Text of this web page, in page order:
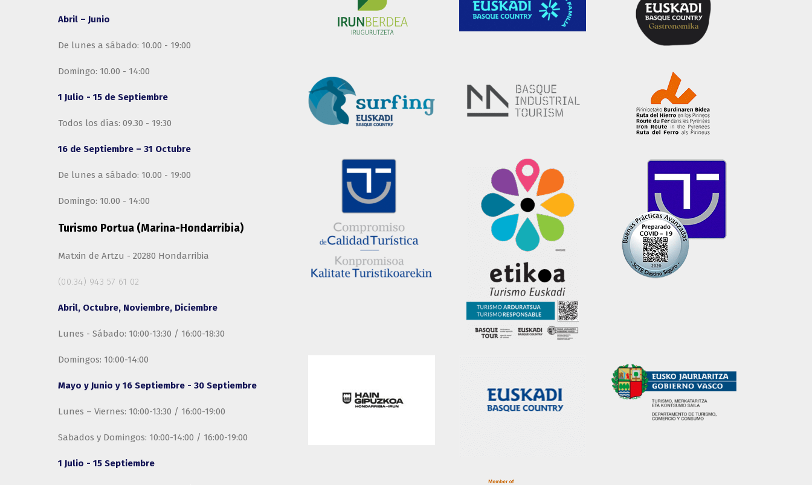
Abril – Junio
De lunes a sábado: 10.00 - 19:00
Domingo: 10.00 - 14:00
1 Julio - 15 de Septiembre
Todos los días: 09.30 - 19:30
16 de Septiembre – 31 Octubre
De lunes a sábado: 10.00 - 19:00
Domingo: 10.00 - 14:00
Turismo Portua (Marina-Hondarribia)
Matxin de Artzu - 20280 Hondarribia
(00.34) 943 57 61 02
Abril, Octubre, Noviembre, Diciembre
Lunes - Sábado: 10:00-13:30 / 16:00-18:30
Domingos: 10:00-14:00
Mayo y Junio y 16 Septiembre - 30 Septiembre
Lunes – Viernes: 10:00-13:30 / 16:00-19:00
Sabados y Domingos: 10:00-14:00 / 16:00-19:00
1 Julio - 15 Septiembre